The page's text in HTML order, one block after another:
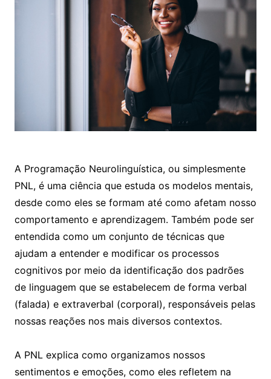
A Programação Neurolinguística, ou simplesmente
PNL, é uma ciência que estuda os modelos mentais,
desde como eles se formam até como afetam nosso
comportamento e aprendizagem. Também pode ser
entendida como um conjunto de técnicas que
ajudam a entender e modificar os processos
cognitivos por meio da identificação dos padrões
de linguagem que se estabelecem de forma verbal
(falada) e extraverbal (corporal), responsáveis pelas
nossas reações nos mais diversos contextos.
A PNL explica como organizamos nossos
sentimentos e emoções, como eles refletem na